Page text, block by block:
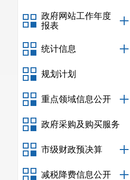
政府网站工作年度
报表
统计信息
规划计划
重点领域信息公开
政府采购及购买服务
市级财政预决算
减税降费信息公开